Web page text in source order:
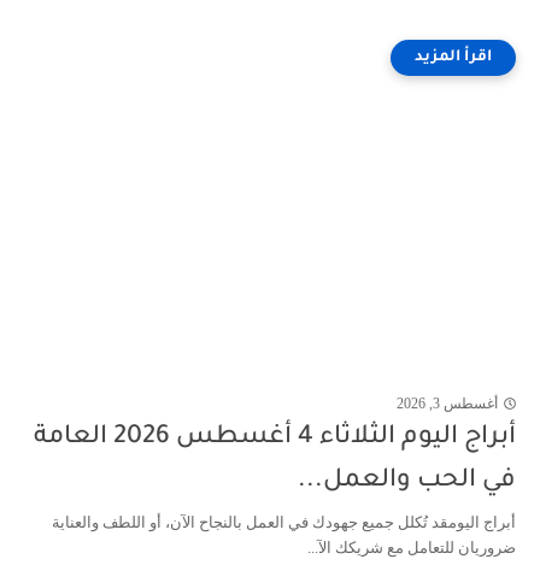
أغسطس 3, 2026
أبراج اليوم الثلاثاء 4 أغسطس 2026 العامة
في الحب والعمل...
أبراج اليومقد تُكلل جميع جهودك في العمل بالنجاح الآن، أو اللطف والعناية
ضروريان للتعامل مع شريكك الآ...